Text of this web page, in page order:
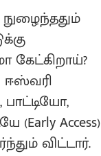
கேட்கிறாய்?
ஈஸ்வரி
(Early Access)
விட்டார்.